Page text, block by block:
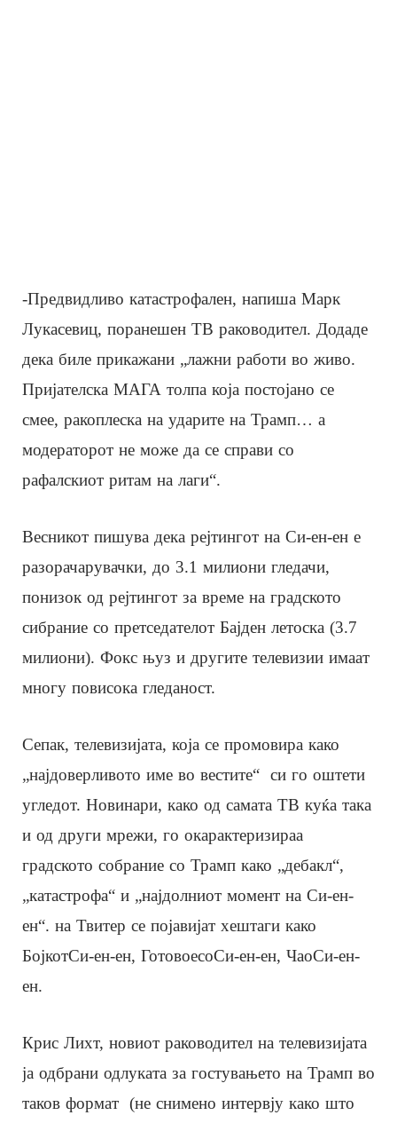
-Предвидливо катастрофален, напиша Марк
Лукасевиц, поранешен ТВ раководител. Додаде
дека биле прикажани „лажни работи во живо.
Пријателска МАГА толпа која постојано се
смее, ракоплеска на ударите на Трамп… а
модераторот не може да се справи со
рафалскиот ритам на лаги“.
Весникот пишува дека рејтингот на Си-ен-ен е
разорачарувачки, до 3.1 милиони гледачи,
понизок од рејтингот за време на градското
сибрание со претседателот Бајден летоска (3.7
милиони). Фокс њуз и другите телевизии имаат
многу повисока гледаност.
Сепак, телевизијата, која се промовира како
„најдоверливото име во вестите“ си го оштети
угледот. Новинари, како од самата ТВ куќа така
и од други мрежи, го окарактеризираа
градското собрание со Трамп како „дебакл“,
„катастрофа“ и „најдолниот момент на Си-ен-
ен“. на Твитер се појавијат хештаги како
БојкотСи-ен-ен, ГотовоесоСи-ен-ен, ЧаоСи-ен-
ен.
Крис Лихт, новиот раководител на телевизијата
ја одбрани одлуката за гостувањето на Трамп во
таков формат (не снимено интервју како што